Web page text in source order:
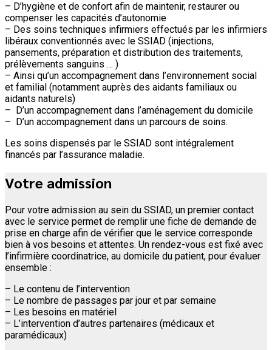
– D’hygiène et de confort afin de maintenir, restaurer ou
compenser les capacités d’au­tonomie
– Des soins techniques infirmiers effectués par les infirmiers
libéraux conventionnés avec le SSIAD (injections,
pansements, préparation et distribution des traitements,
prélèvements sanguins … )
– Ainsi qu’un accompagnement dans l’environnement social
et familial (notamment auprès des aidants familiaux ou
aidants naturels)
– D’un accompagnement dans l’aménagement du domicile
– D’un accompagnement dans un parcours de soins.
Les soins dispensés par le SSIAD sont intégralement
financés par l’assurance maladie.
Votre admission
Pour votre admission au sein du SSIAD, un premier contact
avec le service permet de remplir une fiche de demande de
prise en charge afin de vérifier que le service corresponde
bien à vos besoins et attentes. Un rendez-vous est fixé avec
l’infirmière coordinatrice, au domicile du patient, pour évaluer
ensemble :
– Le contenu de l’intervention
– Le nombre de passages par jour et par semaine
– Les besoins en matériel
– L’intervention d’autres partenaires (médicaux et
paramédicaux)